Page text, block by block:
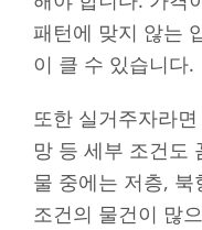
패턴에 맞지 않는
이 클 수 있습니다.
또한 실거주자라
망 등 세부 조건도
물 중에는 저층,
조건의 물건이 많